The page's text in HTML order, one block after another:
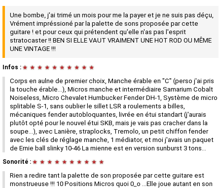
Une bombe, j'ai trimé un mois pour me la payer et je ne suis pas déçu,
Vrément impréssioné par la palette de sons proposée par cette
guitare ! et pour ceux qui prétendent qu'elle n'as pas l'esprit
stratocaster !! BEN SI ELLE VAUT VRAIMENT UNE HOT ROD OU MÊME
UNE VINTAGE !!!
Infos : ★ ★ ★ ★ ★ ★ ★ ★ ★ ★
Corps en aulne de premier choix, Manche érable en "C" (perso j'ai pris
la touche érable...), Micros manche et intermédiaire Samarium Cobalt
Noiseless, Micro Chevalet Humbucker Fender DH-1, Système de micro
splitable S-1, sans oublier le sillet LSR a roulements a billes,
mécaniques fender autobloquantes, livrée en étui standart (j'aurais
plutôt opté pour le nouvel étui SKB, mais je vais pas cracher dans la
soupe...), avec Lanière, straplocks, Tremolo, un petit chiffon fender
avec les clés de réglage manche, 1 médiator, et moi j'avais un paquet
de Ernie ball slinky 10-46 La mienne est en version sunburst 3 tons...
Sonorité : ★ ★ ★ ★ ★ ★ ★ ★ ★ ★
Rien a redire tant la palette de son proposée par cette guitare est
monstrueuse !!! 10 Positions Micros quoi 0_o ...Elle joue autant en son